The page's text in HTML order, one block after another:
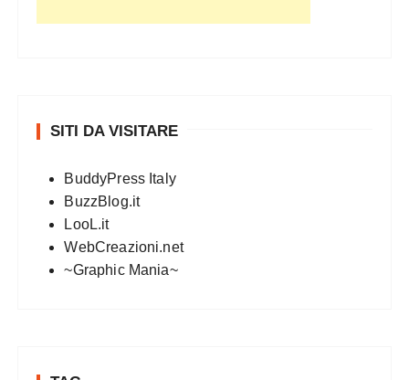
SITI DA VISITARE
BuddyPress Italy
BuzzBlog.it
LooL.it
WebCreazioni.net
~Graphic Mania~